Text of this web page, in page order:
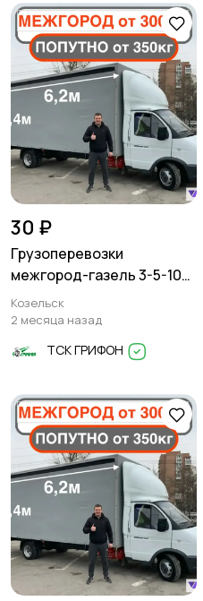
30 ₽
Грузоперевозки
межгород-газель 3-5-10
тонн
Козельск
2 месяца назад
ТСК ГРИФОН